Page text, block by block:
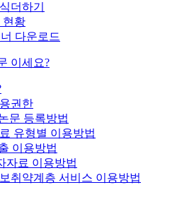
더하기
현황
다운로드
이세요?
권한
문 등록방법
유형별 이용방법
이용방법
자료 이용방법
취약계층 서비스 이용방법